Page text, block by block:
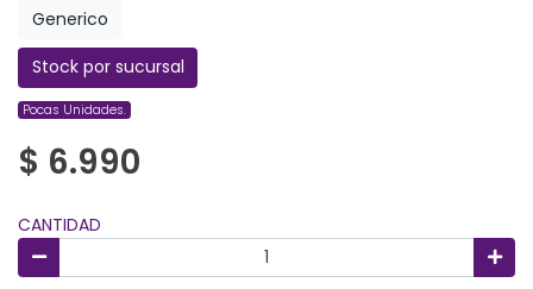
Generico
Stock por sucursal
Pocas Unidades.
$ 6.990
CANTIDAD